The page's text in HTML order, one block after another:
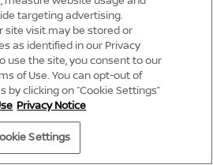
não receber nenhum
prazo é recomendado que
com eles pois pode ter havido
nos seus dados, que os
em contato.
SE EU NÃO
E-MAIL?
TEST DRIVE
targeting advertising.
site visit may be stored or
as identified in our Privacy
use the site, you consent to our
of Use. You can opt-out of
by clicking on “Cookie Settings”
Privacy Notice
Settings